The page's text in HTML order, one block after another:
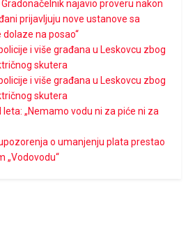
Gradonačelnik najavio proveru nakon
prijavljuju nove ustanove sa
na posao“
i više građana u Leskovcu zbog
skutera
i više građana u Leskovcu zbog
skutera
leta: „Nemamo vodu ni za piće ni za
o umanjenju plata prestao
„Vodovodu“